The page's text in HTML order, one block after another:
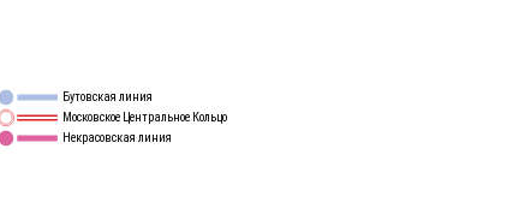
Бутовская линия
Московское Центральное Кольцо
Некрасовская линия